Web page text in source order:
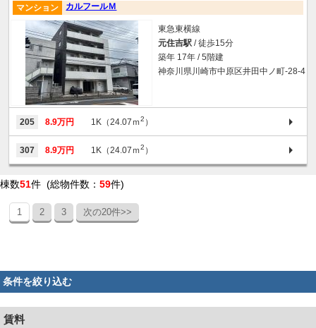
カルフールＭ
マンション
東急東横線
元住吉駅 / 徒歩15分
築年 17年 / 5階建
神奈川県川崎市中原区井田中ノ町-28-4
205 8.9万円 1K（24.07ｍ2 ）
307 8.9万円 1K（24.07ｍ2 ）
棟数51件 (総物件数： 59件)
1 2 3 次の20件>>
条件を絞り込む
賃料